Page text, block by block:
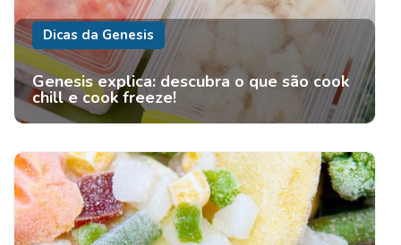
Dicas da Genesis
Genesis explica: descubra o que são cook
chill e cook freeze!